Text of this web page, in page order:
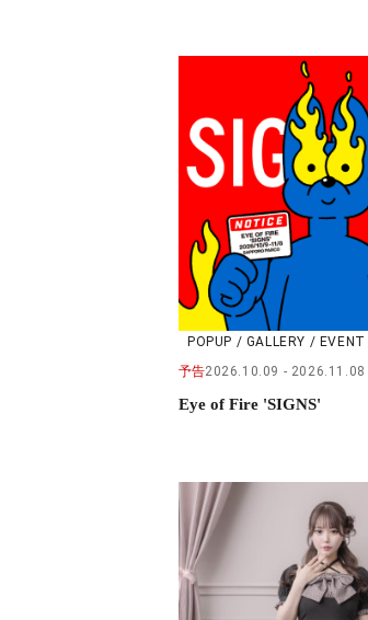
POPUP / GALLERY / EVENT
予告2026.10.09 2026.11.08
Eye of Fire 'SIGNS'